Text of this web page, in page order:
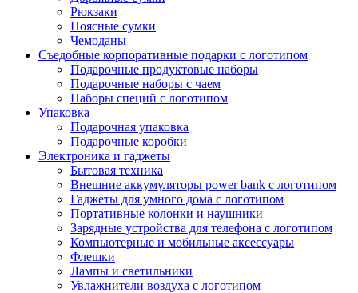
Рюкзаки
Поясные сумки
Чемоданы
Съедобные корпоративные подарки с логотипом
Подарочные продуктовые наборы
Подарочные наборы с чаем
Наборы специй с логотипом
Упаковка
Подарочная упаковка
Подарочные коробки
Электроника и гаджеты
Бытовая техника
Внешние аккумуляторы power bank с логотипом
Гаджеты для умного дома с логотипом
Портативные колонки и наушники
Зарядные устройства для телефона с логотипом
Компьютерные и мобильные аксессуары
Флешки
Лампы и светильники
Увлажнители воздуха с логотипом